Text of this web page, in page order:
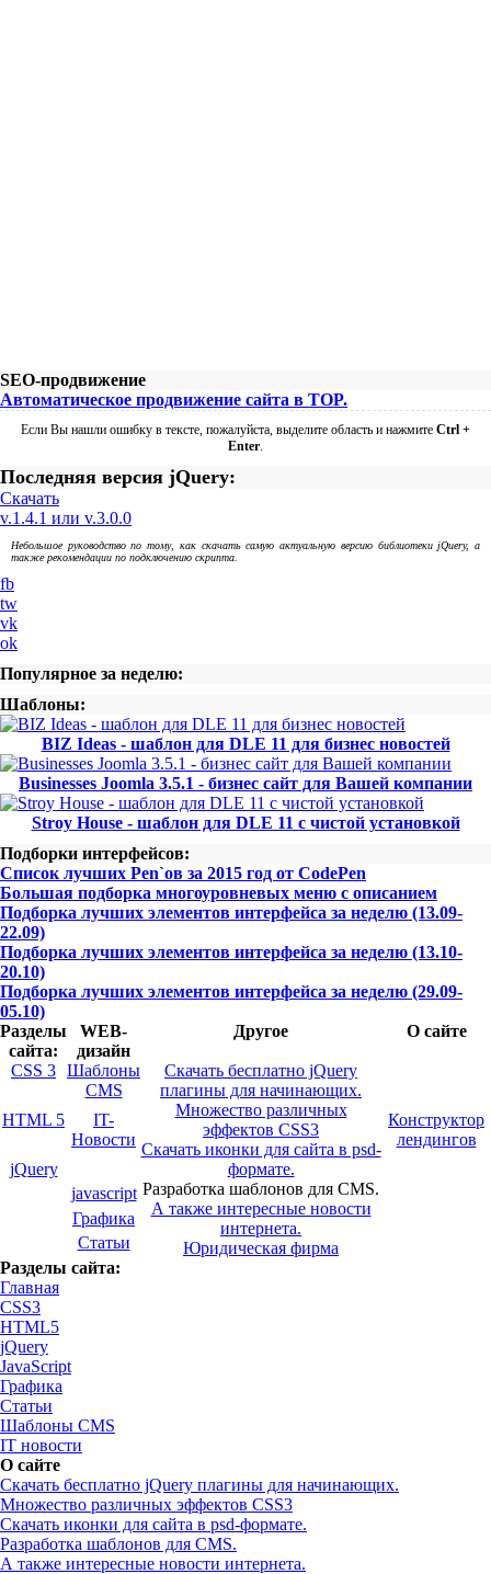
SEO-продвижение
Автоматическое продвижение сайта в TOP.
Если Вы нашли ошибку в тексте, пожалуйста, выделите область и нажмите Ctrl +
Enter.
Последняя версия jQuery:
Скачать
v.1.4.1 или v.3.0.0
Небольшое руководство по тому, как скачать самую актуальную версию библиотеки jQuery, а
также рекомендации по подключению скрипта.
fb
tw
vk
ok
Популярное за неделю:
Шаблоны:
BIZ Ideas - шаблон для DLE 11 для бизнес новостей
Businesses Joomla 3.5.1 - бизнес сайт для Вашей компании
Stroy House - шаблон для DLE 11 с чистой установкой
Подборки интерфейсов:
Список лучших Pen`ов за 2015 год от CodePen
Большая подборка многоуровневых меню с описанием
Подборка лучших элементов интерфейса за неделю (13.09-
22.09)
Подборка лучших элементов интерфейса за неделю (13.10-
20.10)
Подборка лучших элементов интерфейса за неделю (29.09-
05.10)
Разделы
сайта:
WEB-
дизайн
Другое О сайте
CSS 3 Шаблоны
CMS
Скачать бесплатно jQuery
плагины для начинающих.
Множество различных
эффектов CSS3
Скачать иконки для сайта в psd-
формате.
Разработка шаблонов для CMS.
А также интересные новости
интернета.
Юридическая фирма
HTML 5
IT-
Новости
Конструктор
лендингов
jQuery
javascript
Графика
Статьи
Разделы сайта:
Главная
CSS3
HTML5
jQuery
JavaScript
Графика
Статьи
Шаблоны CMS
IT новости
О сайте
Скачать бесплатно jQuery плагины для начинающих.
Множество различных эффектов CSS3
Скачать иконки для сайта в psd-формате.
Разработка шаблонов для CMS.
А также интересные новости интернета.